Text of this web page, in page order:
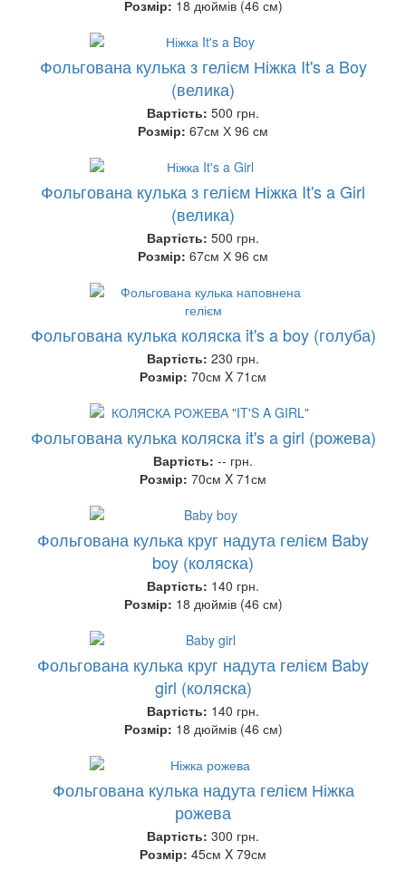
Розмір: 18 дюймів (46 см)
Фольгована кулька з гелієм Ніжка It's a Boy
(велика)
Вартість: 500 грн.
Розмір: 67см Х 96 см
Фольгована кулька з гелієм Ніжка It's a Girl
(велика)
Вартість: 500 грн.
Розмір: 67см Х 96 см
Фольгована кулька коляска it's a boy (голуба)
Вартість: 230 грн.
Розмір: 70см X 71см
Фольгована кулька коляска it's a girl (рожева)
Вартість: -- грн.
Розмір: 70см X 71см
Фольгована кулька круг надута гелієм Baby
boy (коляска)
Вартість: 140 грн.
Розмір: 18 дюймів (46 см)
Фольгована кулька круг надута гелієм Baby
girl (коляска)
Вартість: 140 грн.
Розмір: 18 дюймів (46 см)
Фольгована кулька надута гелієм Ніжка
рожева
Вартість: 300 грн.
Розмір: 45см X 79см